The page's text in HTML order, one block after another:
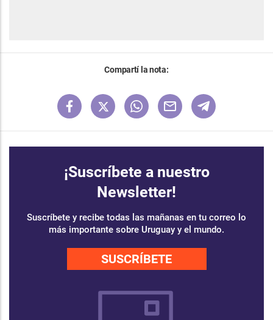
Compartí la nota:
¡Suscríbete a nuestro
Newsletter!
Suscríbete y recibe todas las mañanas en tu correo lo
más importante sobre Uruguay y el mundo.
SUSCRÍBETE